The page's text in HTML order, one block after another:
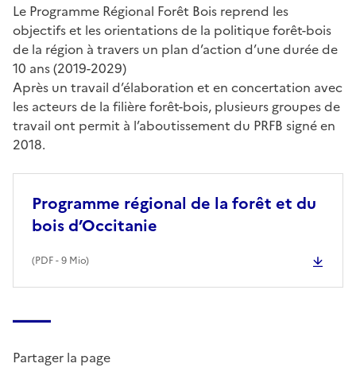
Le Programme Régional Forêt Bois reprend les
objectifs et les orientations de la politique forêt-bois
de la région à travers un plan d’action d’une durée de
10 ans (2019-2029)
Après un travail d’élaboration et en concertation avec
les acteurs de la filière forêt-bois, plusieurs groupes de
travail ont permit à l’aboutissement du PRFB signé en
2018.
Programme régional de la forêt et du
bois d’Occitanie
(PDF- 9 Mio)
Partager la page